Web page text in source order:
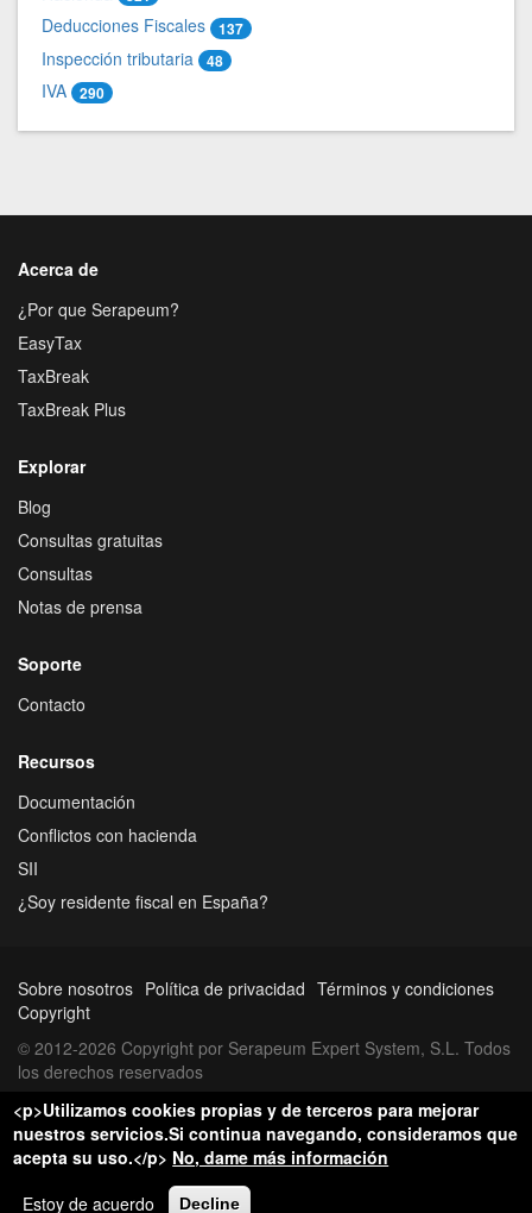
Deducciones Fiscales 137
Inspección tributaria 48
IVA 290
Acerca de
¿Por que Serapeum?
EasyTax
TaxBreak
TaxBreak Plus
Explorar
Blog
Consultas gratuitas
Consultas
Notas de prensa
Soporte
Contacto
Recursos
Documentación
Conflictos con hacienda
SII
¿Soy residente fiscal en España?
Sobre nosotros Política de privacidad Términos y condiciones
Copyright
© 2012-2026 Copyright por Serapeum Expert System, S.L. Todos
los derechos reservados
<p>Utilizamos cookies propias y de terceros para mejorar
nuestros servicios.Si continua navegando, consideramos que
acepta su uso.</p> No, dame más información
Estoy de acuerdo
Decline